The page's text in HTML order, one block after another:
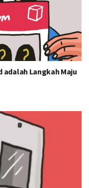
Langkah Maju